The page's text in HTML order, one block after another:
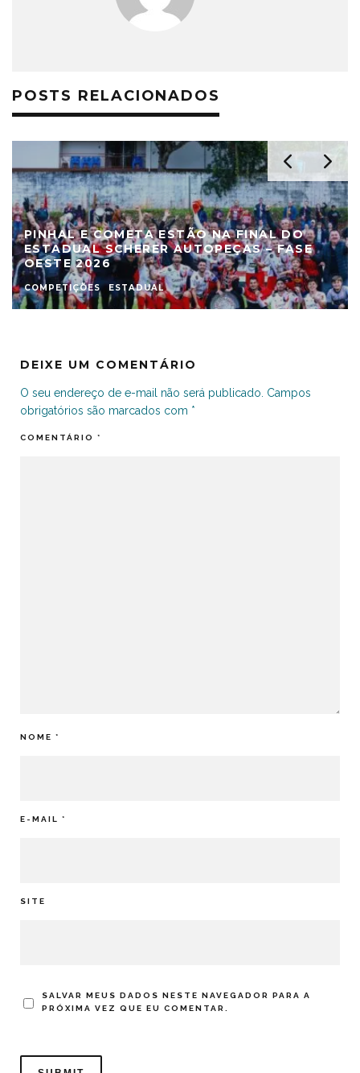
POSTS RELACIONADOS
PINHAL E COMETA ESTÃO NA FINAL DO
ESTADUAL SCHERER AUTOPEÇAS – FASE
OESTE 2026
COMPETIÇÕES ESTADUAL
DEIXE UM COMENTÁRIO
O seu endereço de e-mail não será publicado. Campos
obrigatórios são marcados com *
COMENTÁRIO *
NOME *
E-MAIL *
SITE
SALVAR MEUS DADOS NESTE NAVEGADOR PARA A
PRÓXIMA VEZ QUE EU COMENTAR.